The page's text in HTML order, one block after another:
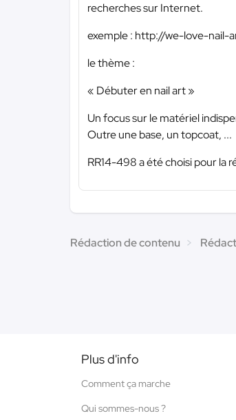
recherches sur Internet.
exemple : http://we-love-
le thème :
« Débuter en nail art »
Un focus sur le matériel
Outre une base, un topcoat, ...
RR14-498 a été choisi pour la
Rédaction de contenu
Plus d'info
Comment ça marche
Qui sommes-nous ?